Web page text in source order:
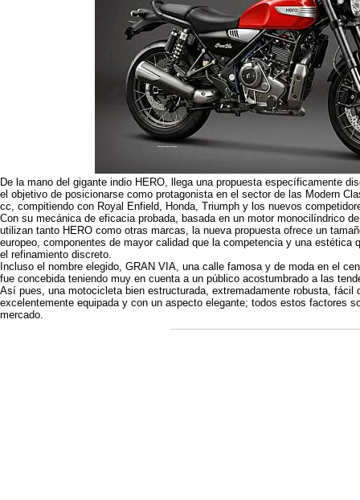
De la mano del gigante indio HERO, llega una propuesta específicamente
el objetivo de posicionarse como protagonista en el sector de las Modern
cc, compitiendo con Royal Enfield, Honda, Triumph y los nuevos
Con su mecánica de eficacia probada, basada en un motor monocilíndrico
utilizan tanto HERO como otras marcas, la nueva propuesta ofrece un
europeo, componentes de mayor calidad que la competencia y una estética
el refinamiento discreto.
Incluso el nombre elegido, GRAN VIA, una calle famosa y de moda en el
fue concebida teniendo muy en cuenta a un público acostumbrado a las
Así pues, una motocicleta bien estructurada, extremadamente robusta, fácil
excelentemente equipada y con un aspecto elegante; todos estos factores
mercado.